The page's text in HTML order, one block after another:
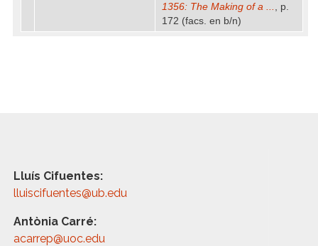
1356: The Making of a ... , p.
172 (facs. en b/n)
Lluís Cifuentes:
lluiscifuentes@ub.edu
Antònia Carré:
acarrep@uoc.edu